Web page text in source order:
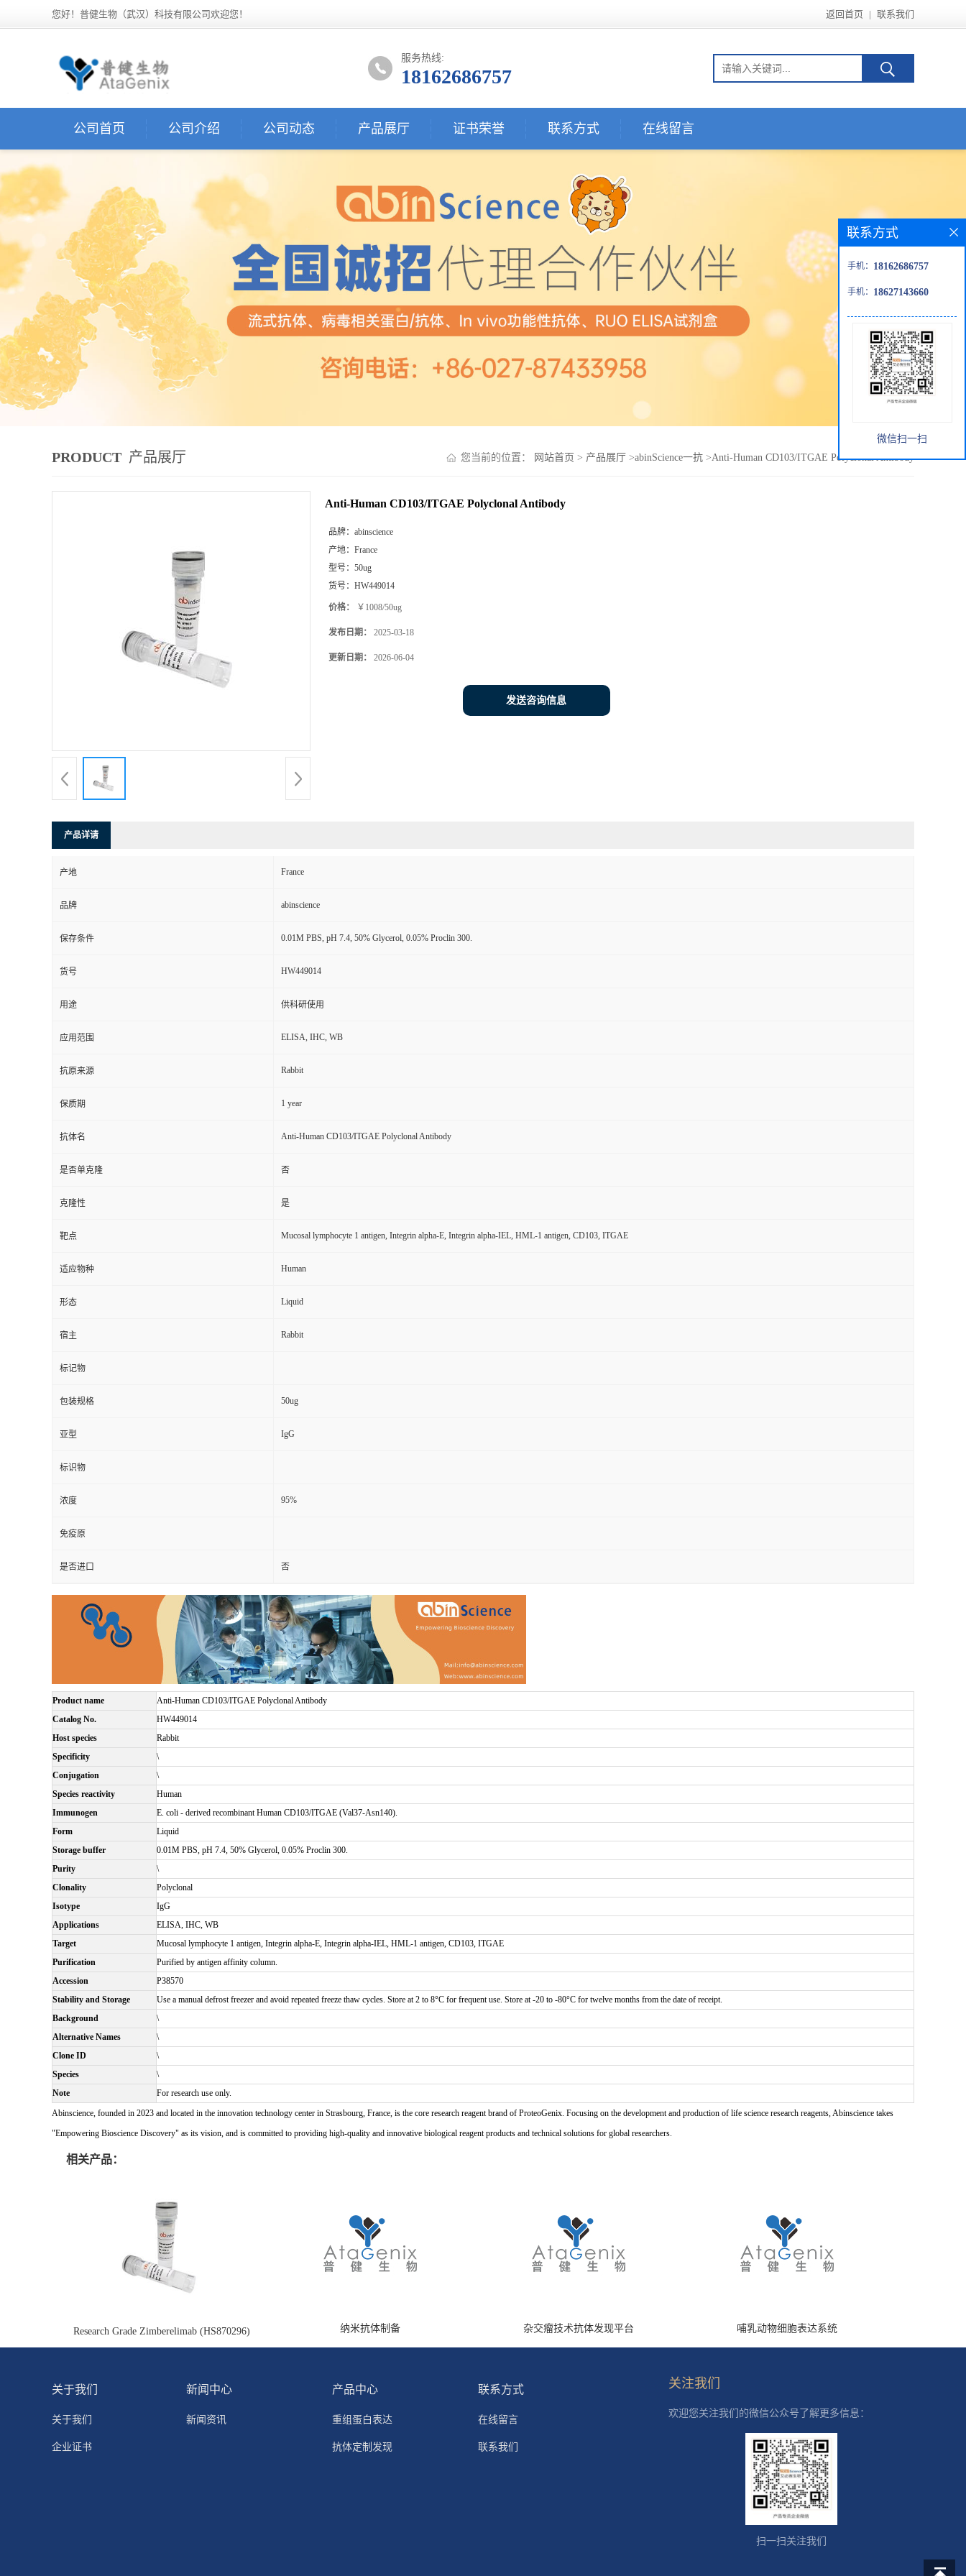
您好！普健生物（武汉）科技有限公司欢迎您！ 返回首页 | 联系我们
服务热线:
18162686757
公司首页 公司介绍 公司动态 产品展厅 证书荣誉 联系方式 在线留言
PRODUCT 产品展厅 您当前的位置： 网站首页 > 产品展厅 >abinScience一抗 >Anti-Human CD103/ITGAE Polyclonal Antibody
Anti-Human CD103/ITGAE Polyclonal Antibody
品牌： abinscience
产地： France
型号： 50ug
货号： HW449014
价格： ￥1008/50ug
发布日期： 2025-03-18
更新日期： 2026-06-04
发送咨询信息
产品详请
产地 France
品牌 abinscience
保存条件 0.01M PBS, pH 7.4, 50% Glycerol, 0.05% Proclin 300.
货号 HW449014
用途 供科研使用
应用范围 ELISA, IHC, WB
抗原来源 Rabbit
保质期 1 year
抗体名 Anti-Human CD103/ITGAE Polyclonal Antibody
是否单克隆 否
克隆性 是
靶点 Mucosal lymphocyte 1 antigen, Integrin alpha-E, Integrin alpha-IEL, HML-1 antigen, CD103, ITGAE
适应物种 Human
形态 Liquid
宿主 Rabbit
标记物
包装规格 50ug
亚型 IgG
标识物
浓度 95%
免疫原
是否进口 否
Product name
Anti-Human CD103/ITGAE Polyclonal Antibody
Catalog No.
HW449014
Host species
Rabbit
Specificity
\
Conjugation
\
Species reactivity
Human
Immunogen
E. coli - derived recombinant Human CD103/ITGAE (Val37-Asn140).
Form
Liquid
Storage buffer
0.01M PBS, pH 7.4, 50% Glycerol, 0.05% Proclin 300.
Purity
\
Clonality
Polyclonal
Isotype
IgG
Applications
ELISA, IHC, WB
Target
Mucosal lymphocyte 1 antigen, Integrin alpha-E, Integrin alpha-IEL, HML-1 antigen, CD103, ITGAE
Purification
Purified by antigen affinity column.
Accession
P38570
Stability and Storage
Use a manual defrost freezer and avoid repeated freeze thaw cycles. Store at 2 to 8°C for frequent use. Store at -20 to -80°C for twelve months from the date of receipt.
Background
\
Alternative Names
\
Clone ID
\
Species
\
Note
For research use only.
Abinscience, founded in 2023 and located in the innovation technology center in Strasbourg, France, is the core research reagent brand of ProteoGenix. Focusing on the development and production of life science research reagents, Abinscience takes
"Empowering Bioscience Discovery" as its vision, and is committed to providing high-quality and innovative biological reagent products and technical solutions for global researchers.
相关产品：
Research Grade Zimberelimab (HS870296) 纳米抗体制备 杂交瘤技术抗体发现平台 哺乳动物细胞表达系统
联系方式
手机： 18162686757
手机： 18627143660
微信扫一扫
关于我们
关于我们
企业证书
新闻中心
新闻资讯
产品中心
重组蛋白表达
抗体定制发现
联系方式
在线留言
联系我们
关注我们
欢迎您关注我们的微信公众号了解更多信息：
扫一扫关注我们